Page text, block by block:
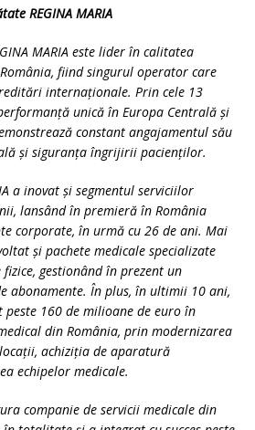
REGINA MARIA
MARIA este lider în calitatea
fiind singurul operator care
internaționale. Prin cele 13
unică în Europa Centrală și
constant angajamentul său
și siguranța îngrijirii pacienților.
a inovat și segmentul serviciilor
lansând în premieră în România
corporate, în urmă cu 26 de ani. Mai
și pachete medicale specializate
gestionând în prezent un
abonamente. În plus, în ultimii 10 ani,
peste 160 de milioane de euro în
din România, prin modernizarea
achiziția de aparatură
echipelor medicale.
companie de servicii medicale din